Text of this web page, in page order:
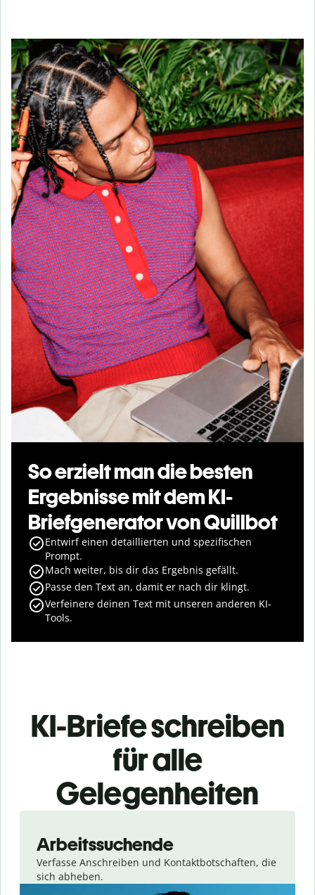
So erzielt man die besten
Ergebnisse mit dem KI-
Briefgenerator von Quillbot
Entwirf einen detaillierten und spezifischen
Prompt.
Mach weiter, bis dir das Ergebnis gefällt.
Passe den Text an, damit er nach dir klingt.
Verfeinere deinen Text mit unseren anderen KI-
Tools.
KI-Briefe schreiben
für alle
Gelegenheiten
Arbeitssuchende
Verfasse Anschreiben und Kontaktbotschaften, die
sich abheben.